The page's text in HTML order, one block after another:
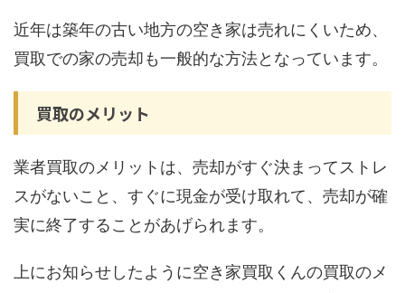
近年は築年の古い地方の空き家は売れにくいため、
買取での家の売却も一般的な方法となっています。
買取のメリット
業者買取のメリットは、売却がすぐ決まってストレ
スがないこと、すぐに現金が受け取れて、売却が確
実に終了することがあげられます。
上にお知らせしたように空き家買取くんの買取のメ